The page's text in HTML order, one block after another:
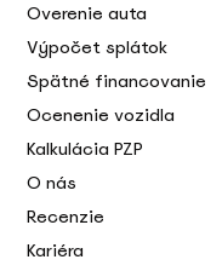
Overenie auta
Výpočet splátok
Spätné financovanie
Ocenenie vozidla
Kalkulácia PZP
O nás
Recenzie
Kariéra